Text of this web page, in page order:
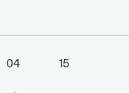
04 15